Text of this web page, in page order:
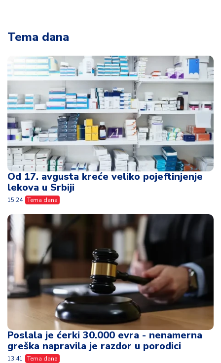
Tema dana
Od 17. avgusta kreće veliko pojeftinjenje
lekova u Srbiji
15:24 Tema dana
Poslala je ćerki 30.000 evra - nenamerna
greška napravila je razdor u porodici
13:41 Tema dana